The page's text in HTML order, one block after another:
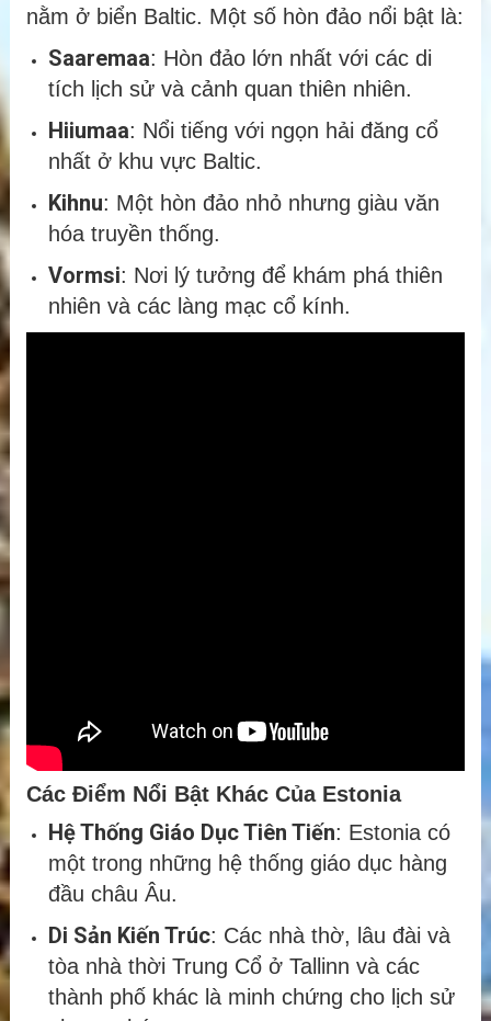
nằm ở biển Baltic. Một số hòn đảo nổi bật là:
Saaremaa: Hòn đảo lớn nhất với các di
tích lịch sử và cảnh quan thiên nhiên.
Hiiumaa: Nổi tiếng với ngọn hải đăng cổ
nhất ở khu vực Baltic.
Kihnu: Một hòn đảo nhỏ nhưng giàu văn
hóa truyền thống.
Vormsi: Nơi lý tưởng để khám phá thiên
nhiên và các làng mạc cổ kính.
Các Điểm Nổi Bật Khác Của Estonia
Hệ Thống Giáo Dục Tiên Tiến: Estonia có
một trong những hệ thống giáo dục hàng
đầu châu Âu.
Di Sản Kiến Trúc: Các nhà thờ, lâu đài và
tòa nhà thời Trung Cổ ở Tallinn và các
thành phố khác là minh chứng cho lịch sử